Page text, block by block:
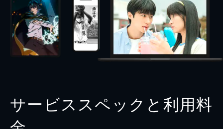
サービススペックと利用料